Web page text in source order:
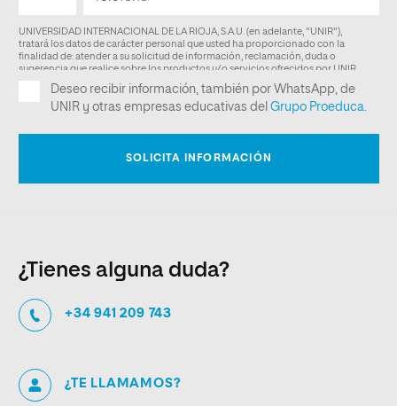
¿Tienes alguna duda?
+34 941 209 743
¿TE LLAMAMOS?